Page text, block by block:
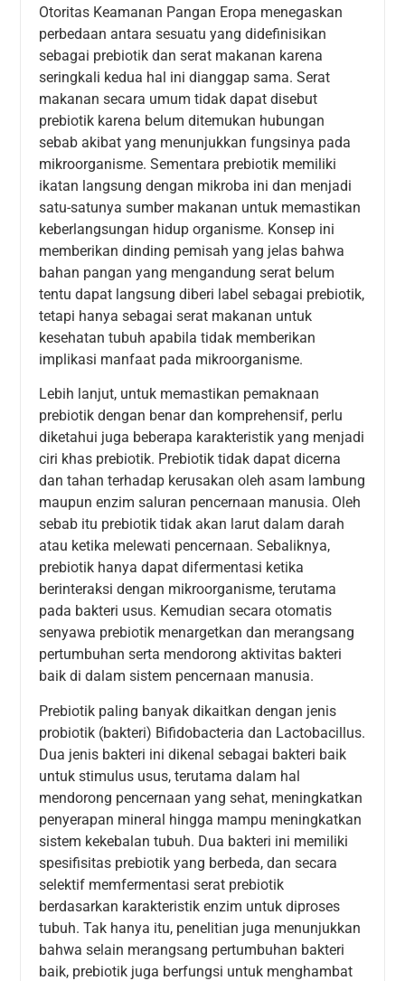
Otoritas Keamanan Pangan Eropa menegaskan
perbedaan antara sesuatu yang didefinisikan
sebagai prebiotik dan serat makanan karena
seringkali kedua hal ini dianggap sama. Serat
makanan secara umum tidak dapat disebut
prebiotik karena belum ditemukan hubungan
sebab akibat yang menunjukkan fungsinya pada
mikroorganisme. Sementara prebiotik memiliki
ikatan langsung dengan mikroba ini dan menjadi
satu-satunya sumber makanan untuk memastikan
keberlangsungan hidup organisme. Konsep ini
memberikan dinding pemisah yang jelas bahwa
bahan pangan yang mengandung serat belum
tentu dapat langsung diberi label sebagai prebiotik,
tetapi hanya sebagai serat makanan untuk
kesehatan tubuh apabila tidak memberikan
implikasi manfaat pada mikroorganisme.
Lebih lanjut, untuk memastikan pemaknaan
prebiotik dengan benar dan komprehensif, perlu
diketahui juga beberapa karakteristik yang menjadi
ciri khas prebiotik. Prebiotik tidak dapat dicerna
dan tahan terhadap kerusakan oleh asam lambung
maupun enzim saluran pencernaan manusia. Oleh
sebab itu prebiotik tidak akan larut dalam darah
atau ketika melewati pencernaan. Sebaliknya,
prebiotik hanya dapat difermentasi ketika
berinteraksi dengan mikroorganisme, terutama
pada bakteri usus. Kemudian secara otomatis
senyawa prebiotik menargetkan dan merangsang
pertumbuhan serta mendorong aktivitas bakteri
baik di dalam sistem pencernaan manusia.
Prebiotik paling banyak dikaitkan dengan jenis
probiotik (bakteri) Bifidobacteria dan Lactobacillus.
Dua jenis bakteri ini dikenal sebagai bakteri baik
untuk stimulus usus, terutama dalam hal
mendorong pencernaan yang sehat, meningkatkan
penyerapan mineral hingga mampu meningkatkan
sistem kekebalan tubuh. Dua bakteri ini memiliki
spesifisitas prebiotik yang berbeda, dan secara
selektif memfermentasi serat prebiotik
berdasarkan karakteristik enzim untuk diproses
tubuh. Tak hanya itu, penelitian juga menunjukkan
bahwa selain merangsang pertumbuhan bakteri
baik, prebiotik juga berfungsi untuk menghambat